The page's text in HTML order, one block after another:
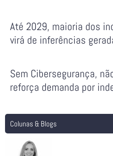
Até 2029, maioria dos
virá de inferências
Sem Cibersegurança,
reforça demanda por
Colunas & Blogs